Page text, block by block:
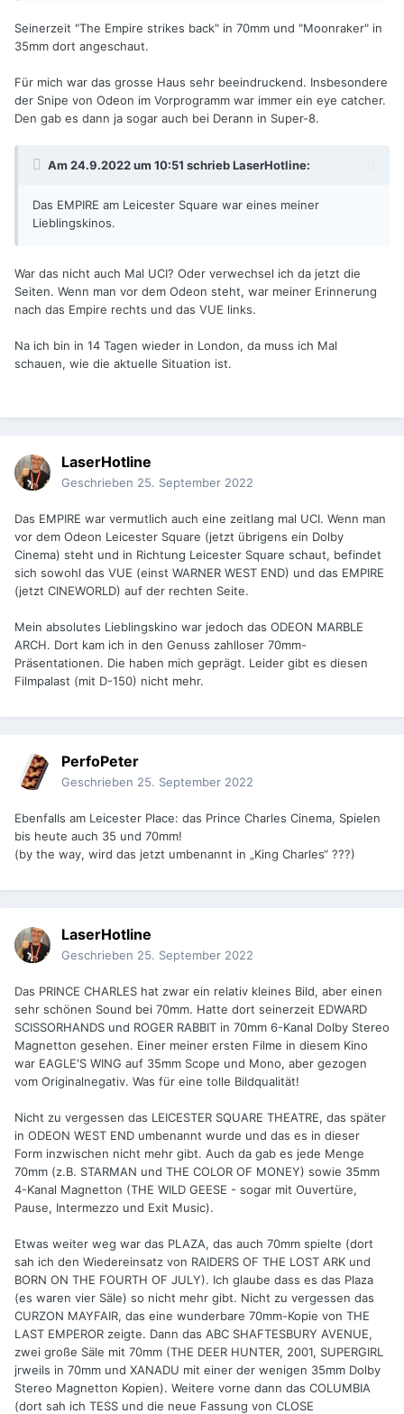
Seinerzeit "The Empire strikes back" in 70mm und "Moonraker" in
35mm dort angeschaut.
Für mich war das grosse Haus sehr beeindruckend. Insbesondere
der Snipe von Odeon im Vorprogramm war immer ein eye catcher.
Den gab es dann ja sogar auch bei Derann in Super-8.
Am 24.9.2022 um 10:51 schriebLaserHotline:
Das EMPIRE am Leicester Square war eines meiner
Lieblingskinos.
War das nicht auch Mal UCI? Oder verwechsel ich da jetzt die
Seiten. Wenn man vor dem Odeon steht, war meiner Erinnerung
nach das Empire rechts und das VUE links.
Na ich bin in 14 Tagen wieder in London, da muss ich Mal
schauen, wie die aktuelle Situation ist.
LaserHotline
Geschrieben 25. September 2022
Das EMPIRE war vermutlich auch eine zeitlang mal UCI. Wenn man
vor dem Odeon Leicester Square (jetzt übrigens ein Dolby
Cinema) steht und in Richtung Leicester Square schaut, befindet
sich sowohl das VUE (einst WARNER WEST END) und das EMPIRE
(jetzt CINEWORLD) auf der rechten Seite.
Mein absolutes Lieblingskino war jedoch das ODEON MARBLE
ARCH. Dort kam ich in den Genuss zahlloser 70mm-
Präsentationen. Die haben mich geprägt. Leider gibt es diesen
Filmpalast (mit D-150) nicht mehr.
PerfoPeter
Geschrieben 25. September 2022
Ebenfalls am Leicester Place: das Prince Charles Cinema, Spielen
bis heute auch 35 und 70mm!
(by the way, wird das jetzt umbenannt in „King Charles“ ???)
LaserHotline
Geschrieben 25. September 2022
Das PRINCE CHARLES hat zwar ein relativ kleines Bild, aber einen
sehr schönen Sound bei 70mm. Hatte dort seinerzeit EDWARD
SCISSORHANDS und ROGER RABBIT in 70mm 6-Kanal Dolby Stereo
Magnetton gesehen. Einer meiner ersten Filme in diesem Kino
war EAGLE'S WING auf 35mm Scope und Mono, aber gezogen
vom Originalnegativ. Was für eine tolle Bildqualität!
Nicht zu vergessen das LEICESTER SQUARE THEATRE, das später
in ODEON WEST END umbenannt wurde und das es in dieser
Form inzwischen nicht mehr gibt. Auch da gab es jede Menge
70mm (z.B. STARMAN und THE COLOR OF MONEY) sowie 35mm
4-Kanal Magnetton (THE WILD GEESE - sogar mit Ouvertüre,
Pause, Intermezzo und Exit Music).
Etwas weiter weg war das PLAZA, das auch 70mm spielte (dort
sah ich den Wiedereinsatz von RAIDERS OF THE LOST ARK und
BORN ON THE FOURTH OF JULY). Ich glaube dass es das Plaza
(es waren vier Säle) so nicht mehr gibt. Nicht zu vergessen das
CURZON MAYFAIR, das eine wunderbare 70mm-Kopie von THE
LAST EMPEROR zeigte. Dann das ABC SHAFTESBURY AVENUE,
zwei große Säle mit 70mm (THE DEER HUNTER, 2001, SUPERGIRL
jrweils in 70mm und XANADU mit einer der wenigen 35mm Dolby
Stereo Magnetton Kopien). Weitere vorne dann das COLUMBIA
(dort sah ich TESS und die neue Fassung von CLOSE